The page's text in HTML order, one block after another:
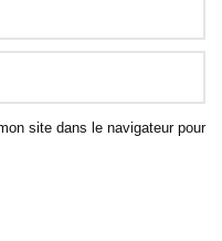
site dans le navigateur pour